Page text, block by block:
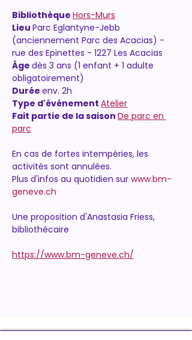
Bibliothèque Hors-Murs
Lieu Parc Eglantyne-Jebb
(anciennement Parc des Acacias) -
rue des Epinettes - 1227 Les Acacias
Âge dès 3 ans (1 enfant + 1 adulte
obligatoirement)
Durée env. 2h
Type d'événement Atelier
Fait partie de la saison De parc en
parc
En cas de fortes intempéries, les
activités sont annulées.
Plus d'infos au quotidien sur www.bm-
geneve.ch
Une proposition d'Anastasia Friess,
bibliothécaire
https://www.bm-geneve.ch/